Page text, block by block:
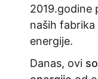
2019.godine
naših
energije.
Danas, ovi